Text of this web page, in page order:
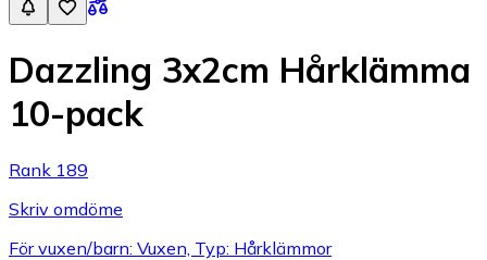
Dazzling 3x2cm Hårklämma
10-pack
Rank 189
Skriv omdöme
För vuxen/barn: Vuxen, Typ: Hårklämmor